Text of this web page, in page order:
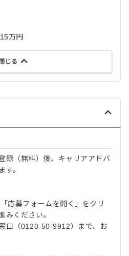
万円
閉じる
録（無料）後、キャリアアドバ
す。
応募フォームを開く」をクリ
みください。
口（0120-50-9912）まで、お